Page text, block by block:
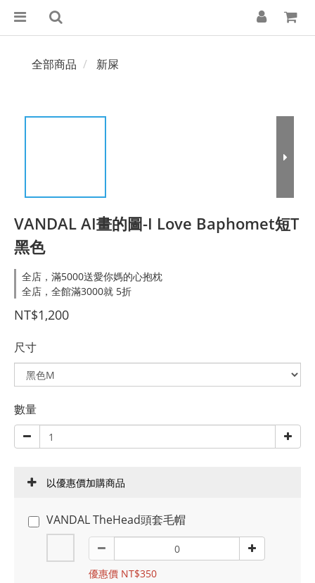
全部商品 新屎
VANDAL AI畫的圖-I Love Baphomet短T
黑色
全店，滿5000送愛你媽的心抱枕
全店，全館滿3000就 5折
NT$1,200
尺寸
數量
以優惠價加購商品
VANDAL TheHead頭套毛帽
優惠價 NT$350